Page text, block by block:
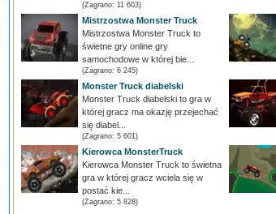
(Zagrano: 11 603)
Mistrzostwa Monster Truck
Mistrzostwa Monster Truck to
świetne gry online gry
samochodowe w której bie...
(Zagrano: 6 245)
Monster Truck diabelski
Monster Truck diabelski to gra w
której gracz ma okazję przejechać
się diabel...
(Zagrano: 5 601)
Kierowca MonsterTruck
Kierowca Monster Truck to świetna
gra w której gracz wciela się w
postać kie...
(Zagrano: 5 828)